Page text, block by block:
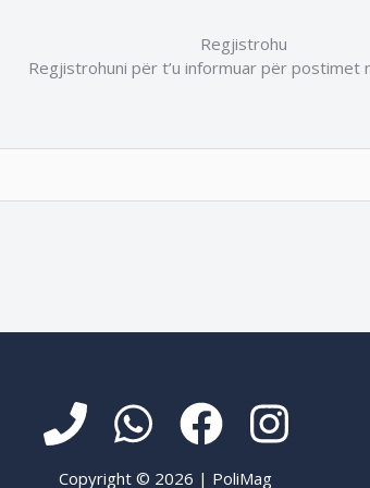
Regjistrohu
Regjistrohuni për t’u informuar për postimet
Copyright © 2026 | PoliMag